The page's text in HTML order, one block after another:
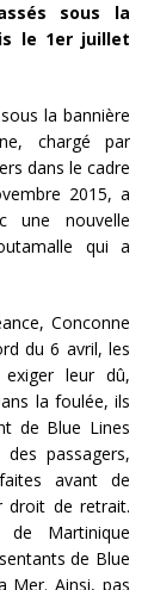
sous la
le 1er juillet
la bannière
chargé par
dans le cadre
2015, a
une nouvelle
qui a
Conconne
du 6 avril, les
leur dû,
la foulée, ils
de Blue Lines
passagers,
avant de
droit de retrait.
Martinique
de Blue
Mer. Ainsi, pas